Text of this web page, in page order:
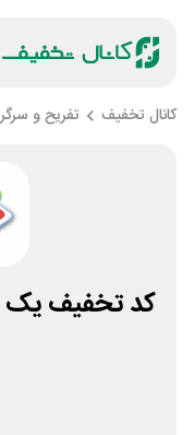
کانال تخفیف تفریح و
کد تخفیف یک